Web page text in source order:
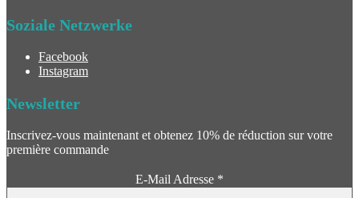
Soziale Netzwerke
Facebook
Instagram
Newsletter
Inscrivez-vous maintenant et obtenez 10% de réduction sur votre
première commande
E-Mail Adresse *